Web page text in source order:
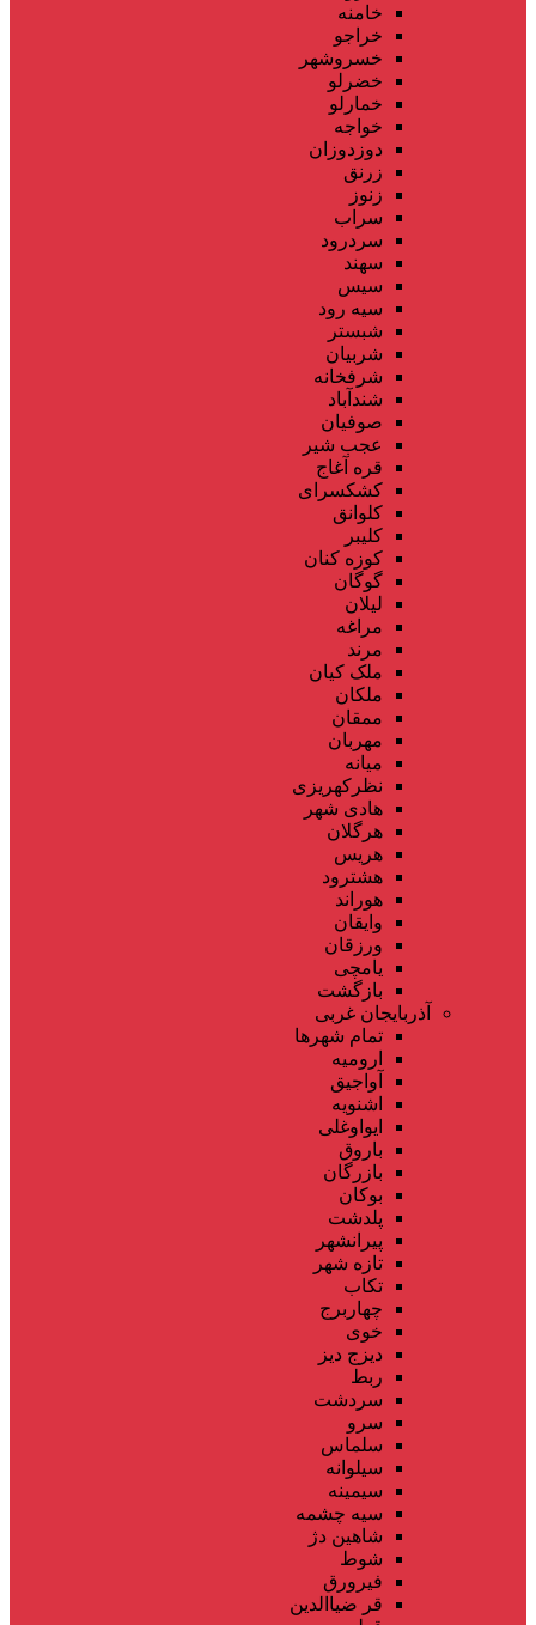
خامنه
خراجو
خسروشهر
خضرلو
خمارلو
خواجه
دوزدوزان
زرنق
زنوز
سراب
سردرود
سهند
سیس
سیه رود
شبستر
شربیان
شرفخانه
شندآباد
صوفیان
عجب شیر
قره آغاج
کشکسرای
کلوانق
کلیبر
کوزه کنان
گوگان
لیلان
مراغه
مرند
ملک کیان
ملکان
ممقان
مهربان
میانه
نظرکهریزی
هادی شهر
هرگلان
هریس
هشترود
هوراند
وایقان
ورزقان
یامچی
بازگشت
آذربایجان غربی
تمام شهر‌ها
ارومیه
آواجیق
اشنویه
ایواوغلی
باروق
بازرگان
بوکان
پلدشت
پیرانشهر
تازه شهر
تکاب
چهاربرج
خوی
دیزج دیز
ربط
سردشت
سرو
سلماس
سیلوانه
سیمینه
سیه چشمه
شاهین دژ
شوط
فیرورق
قر ضیاالدین